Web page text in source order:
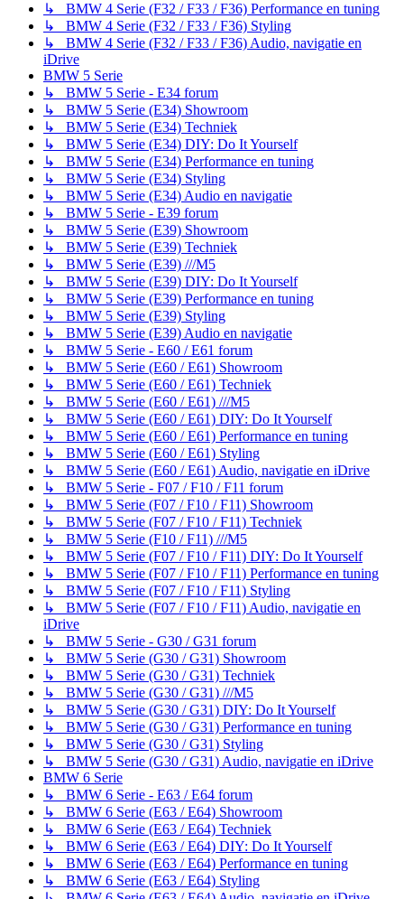
↳ BMW 4 Serie (F32 / F33 / F36) Performance en tuning
↳ BMW 4 Serie (F32 / F33 / F36) Styling
↳ BMW 4 Serie (F32 / F33 / F36) Audio, navigatie en
iDrive
BMW 5 Serie
↳ BMW 5 Serie - E34 forum
↳ BMW 5 Serie (E34) Showroom
↳ BMW 5 Serie (E34) Techniek
↳ BMW 5 Serie (E34) DIY: Do It Yourself
↳ BMW 5 Serie (E34) Performance en tuning
↳ BMW 5 Serie (E34) Styling
↳ BMW 5 Serie (E34) Audio en navigatie
↳ BMW 5 Serie - E39 forum
↳ BMW 5 Serie (E39) Showroom
↳ BMW 5 Serie (E39) Techniek
↳ BMW 5 Serie (E39) ///M5
↳ BMW 5 Serie (E39) DIY: Do It Yourself
↳ BMW 5 Serie (E39) Performance en tuning
↳ BMW 5 Serie (E39) Styling
↳ BMW 5 Serie (E39) Audio en navigatie
↳ BMW 5 Serie - E60 / E61 forum
↳ BMW 5 Serie (E60 / E61) Showroom
↳ BMW 5 Serie (E60 / E61) Techniek
↳ BMW 5 Serie (E60 / E61) ///M5
↳ BMW 5 Serie (E60 / E61) DIY: Do It Yourself
↳ BMW 5 Serie (E60 / E61) Performance en tuning
↳ BMW 5 Serie (E60 / E61) Styling
↳ BMW 5 Serie (E60 / E61) Audio, navigatie en iDrive
↳ BMW 5 Serie - F07 / F10 / F11 forum
↳ BMW 5 Serie (F07 / F10 / F11) Showroom
↳ BMW 5 Serie (F07 / F10 / F11) Techniek
↳ BMW 5 Serie (F10 / F11) ///M5
↳ BMW 5 Serie (F07 / F10 / F11) DIY: Do It Yourself
↳ BMW 5 Serie (F07 / F10 / F11) Performance en tuning
↳ BMW 5 Serie (F07 / F10 / F11) Styling
↳ BMW 5 Serie (F07 / F10 / F11) Audio, navigatie en
iDrive
↳ BMW 5 Serie - G30 / G31 forum
↳ BMW 5 Serie (G30 / G31) Showroom
↳ BMW 5 Serie (G30 / G31) Techniek
↳ BMW 5 Serie (G30 / G31) ///M5
↳ BMW 5 Serie (G30 / G31) DIY: Do It Yourself
↳ BMW 5 Serie (G30 / G31) Performance en tuning
↳ BMW 5 Serie (G30 / G31) Styling
↳ BMW 5 Serie (G30 / G31) Audio, navigatie en iDrive
BMW 6 Serie
↳ BMW 6 Serie - E63 / E64 forum
↳ BMW 6 Serie (E63 / E64) Showroom
↳ BMW 6 Serie (E63 / E64) Techniek
↳ BMW 6 Serie (E63 / E64) DIY: Do It Yourself
↳ BMW 6 Serie (E63 / E64) Performance en tuning
↳ BMW 6 Serie (E63 / E64) Styling